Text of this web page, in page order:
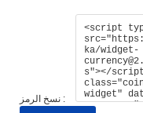
نسخ الرمز :